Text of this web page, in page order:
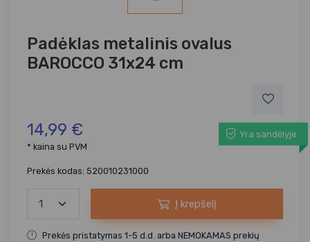
Padėklas metalinis ovalus
BAROCCO 31x24 cm
14,99 €
Yra sandėlyje
* kaina su PVM
Prekės kodas: 520010231000
Į krepšelį
Prekės pristatymas 1-5 d.d. arba NEMOKAMAS prekių